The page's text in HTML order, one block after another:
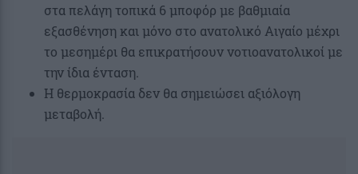
στα πελάγη τοπικά 6 μποφόρ με βαθμιαία
εξασθένηση και μόνο στο ανατολικό Αιγαίο μέχρι
το μεσημέρι θα επικρατήσουν νοτιοανατολικοί με
την ίδια ένταση.
Η θερμοκρασία δεν θα σημειώσει αξιόλογη
μεταβολή.